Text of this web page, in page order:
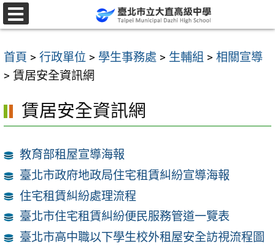
跳
至
要
內
區
首頁 > 行政單位 > 學生事務處 > 生輔組 > 相關宣導
> 賃居安全資訊網
賃居安全資訊網
教育部租屋宣導海報
臺北市政府地政局住宅租賃糾紛宣導海報
住宅租賃糾紛處理流程
臺北市住宅租賃糾紛便民服務管道一覽表
臺北市高中職以下學生校外租屋安全訪視流程圖
選
單